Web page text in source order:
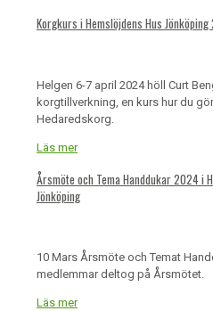
Korgkurs i Hemslöjdens Hus
Helgen 6-7 april 2024 höll Curt
korgtillverkning, en kurs hur du
Hedaredskorg.
Läs mer
Årsmöte och Tema Handdukar 2024 i
Jönköping
10 Mars Årsmöte och Temat
medlemmar deltog på Årsmötet.
Läs mer